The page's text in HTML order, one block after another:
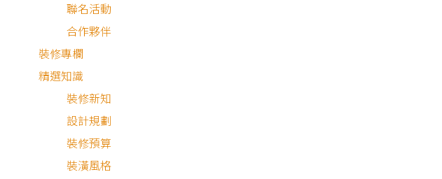
聯名活動
合作夥伴
裝修專欄
精選知識
裝修新知
設計規劃
裝修預算
裝潢風格